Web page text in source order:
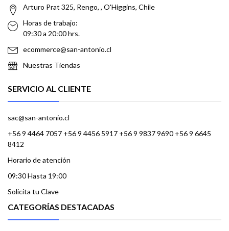
Arturo Prat 325, Rengo, , O'Higgins, Chile
Horas de trabajo:
09:30 a 20:00 hrs.
ecommerce@san-antonio.cl
Nuestras Tiendas
SERVICIO AL CLIENTE
sac@san-antonio.cl
+56 9 4464 7057 +56 9 4456 5917 +56 9 9837 9690 +56 9 6645
8412
Horario de atención
09:30 Hasta 19:00
Solicita tu Clave
CATEGORÍAS DESTACADAS